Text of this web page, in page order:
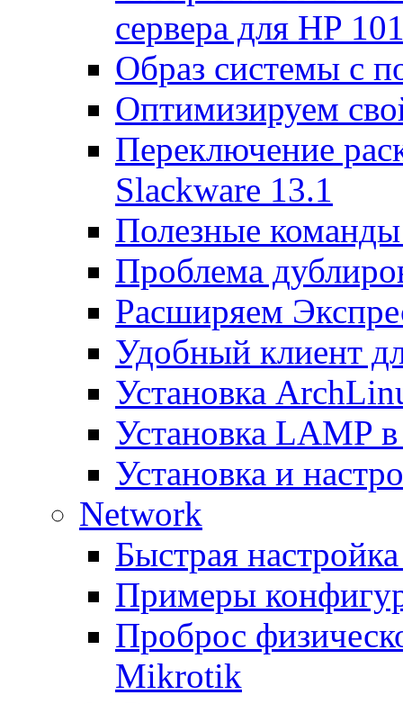
сервера для HP
Образ системы с
Оптимизируем
Переключение
Slackware 13.1
Полезные
Проблема
Расширяем
Удобный клиент
Установка
Установка LAMP
Установка и
Network
Быстрая
Примеры
Проброс
Mikrotik